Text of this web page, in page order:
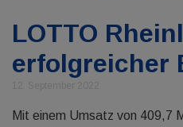
LOTTO
erfolgreicher
Mit einem Umsatz von 409,7